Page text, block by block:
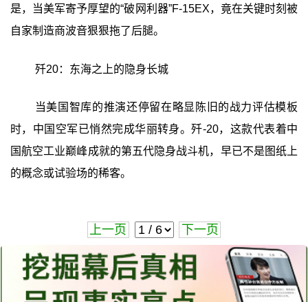
是，当美军寄予厚望的“破网利器”F-15EX，竟在关键时刻被
自家制造商波音狠狠拖了后腿。
‌歼20：东海之上的隐身长城‌
当美国智库的推演还停留在略显陈旧的战力评估模板
时，中国空军已悄然完成华丽转身。歼-20，这款代表着中
国航空工业巅峰成就的第五代隐身战斗机，早已不是图纸上
的概念或试验场的稀客。
上一页 下一页